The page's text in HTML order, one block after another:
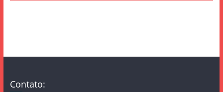
Contato: